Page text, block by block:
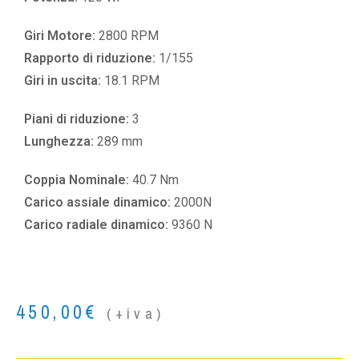
Giri Motore: 2800 RPM
Rapporto di riduzione: 1/155
Giri in uscita: 18.1 RPM
Piani di riduzione: 3
Lunghezza: 289 mm
Coppia Nominale: 40.7 Nm
Carico assiale dinamico: 2000N
Carico radiale dinamico: 9360 N
450,00€ (+iva)